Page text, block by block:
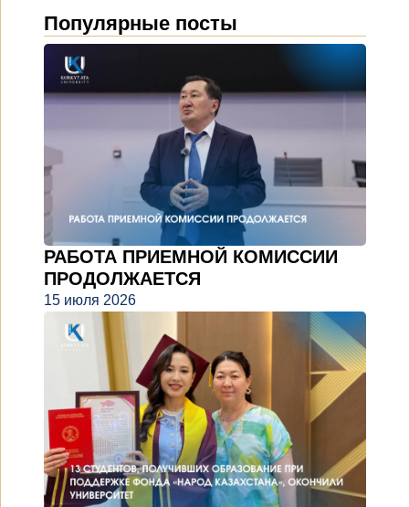
Популярные посты
РАБОТА ПРИЕМНОЙ КОМИССИИ
ПРОДОЛЖАЕТСЯ
15 июля 2026